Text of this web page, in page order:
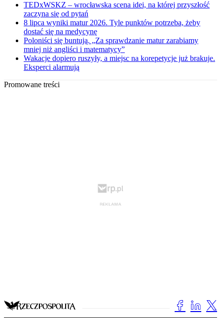
TEDxWSKZ – wrocławska scena idei, na której przyszłość
zaczyna się od pytań
8 lipca wyniki matur 2026. Tyle punktów potrzeba, żeby
dostać się na medycynę
Poloniści się buntują. „Za sprawdzanie matur zarabiamy
mniej niż angliści i matematycy”
Wakacje dopiero ruszyły, a miejsc na korepetycje już brakuje.
Eksperci alarmują
Promowane treści